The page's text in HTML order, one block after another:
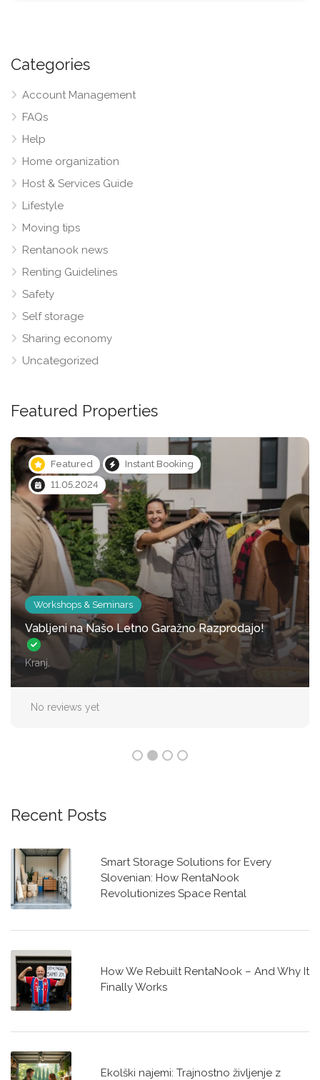
Categories
Account Management
FAQs
Help
Home organization
Host & Services Guide
Lifestyle
Moving tips
Rentanook news
Renting Guidelines
Safety
Self storage
Sharing economy
Uncategorized
Featured Properties
Featured Instant Booking
Vehicle storage
Parkirno mesto z nadsreškom za 1 avto
Straža
No reviews yet
Recent Posts
Smart Storage Solutions for Every
Slovenian: How RentaNook
Revolutionizes Space Rental
How We Rebuilt RentaNook – And Why It
Finally Works
Ekolški najemi: Trajnostno življenje z